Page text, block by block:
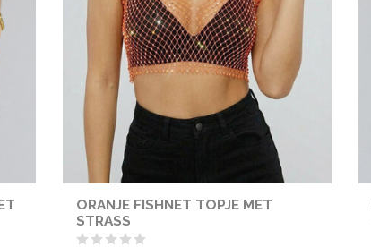
ORANJE FISHNET TOPJE MET
STRASS